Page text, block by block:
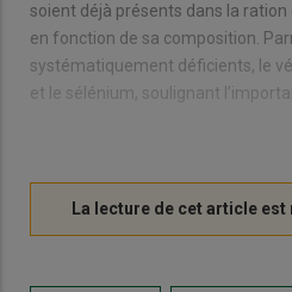
soient déjà présents dans la
en fonction de sa composition.
systématiquement déficients, le
et le sélénium, soulignant